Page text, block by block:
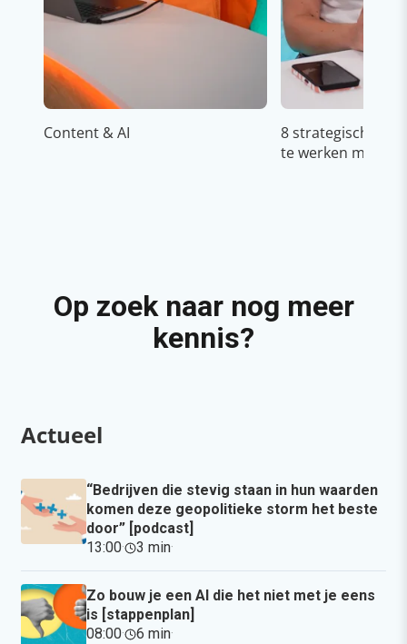
Content & AI
8 strategische
te werken met
Op zoek naar nog meer
kennis?
Actueel
“Bedrijven die stevig staan in hun waarden
komen deze geopolitieke storm het beste
door” [podcast]
13:00· 3 min·
Zo bouw je een AI die het niet met je eens
is [stappenplan]
08:00· 6 min·